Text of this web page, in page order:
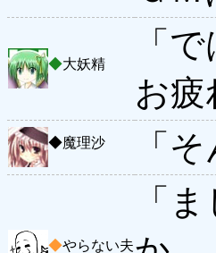
◆大妖精
「
お
◆魔理沙 「
◆やらない夫
「